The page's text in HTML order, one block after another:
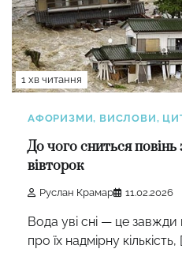
1 хв читання
АФОРИЗМИ, ВИСЛОВИ,
До чого сниться повінь
вівторок
Руслан Крамар 11.02.2026
Вода уві сні — це завжди
про їх надмірну кількість,